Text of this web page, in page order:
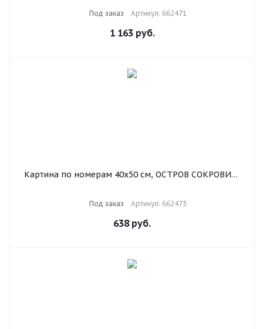
Под заказ Артикул: 662471
1 163руб.
Картина по номерам 40х50 см, ОСТРОВ СОКРОВИЩ
Под заказ Артикул: 662473
638руб.